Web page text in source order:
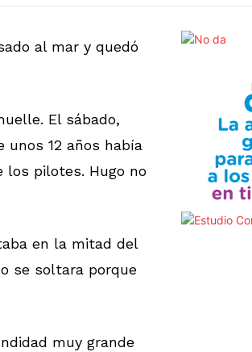
al mar y quedó
El sábado,
unos 12 años había
los pilotes. Hugo no
en la mitad del
se soltara porque
muy grande